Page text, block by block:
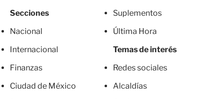
Secciones
Nacional
Internacional
Finanzas
Ciudad de México
Suplementos
Última Hora
Temas de interés
Redes sociales
Alcaldías